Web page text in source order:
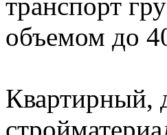
объемом до
Квартирный,